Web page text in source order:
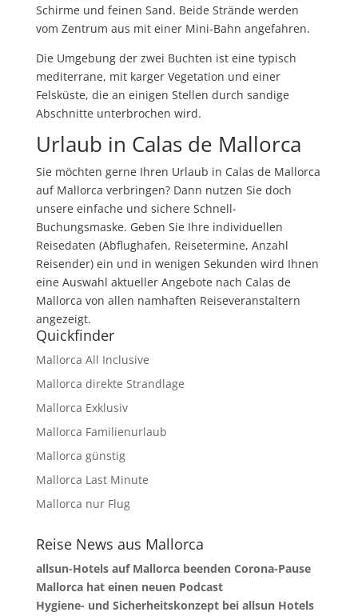
Schirme und feinen Sand. Beide Strände werden
vom Zentrum aus mit einer Mini-Bahn angefahren.
Die Umgebung der zwei Buchten ist eine typisch
mediterrane, mit karger Vegetation und einer
Felsküste, die an einigen Stellen durch sandige
Abschnitte unterbrochen wird.
Urlaub in Calas de Mallorca
Sie möchten gerne Ihren Urlaub in Calas de Mallorca
auf Mallorca verbringen? Dann nutzen Sie doch
unsere einfache und sichere Schnell-
Buchungsmaske. Geben Sie Ihre individuellen
Reisedaten (Abflughafen, Reisetermine, Anzahl
Reisender) ein und in wenigen Sekunden wird Ihnen
eine Auswahl aktueller Angebote nach Calas de
Mallorca von allen namhaften Reiseveranstaltern
angezeigt.
Quickfinder
Mallorca All Inclusive
Mallorca direkte Strandlage
Mallorca Exklusiv
Mallorca Familienurlaub
Mallorca günstig
Mallorca Last Minute
Mallorca nur Flug
Reise News aus Mallorca
allsun-Hotels auf Mallorca beenden Corona-Pause
Mallorca hat einen neuen Podcast
Hygiene- und Sicherheitskonzept bei allsun Hotels